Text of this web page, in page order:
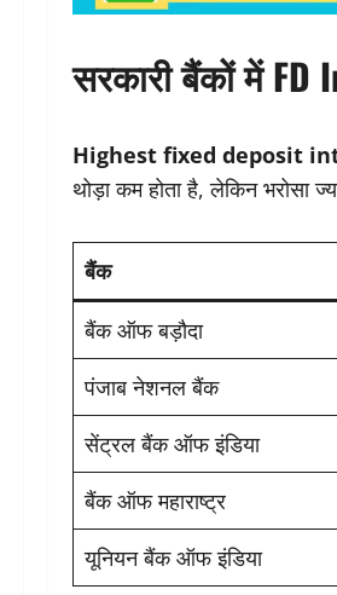
सरकारी बैंकों में
Highest fixed deposit
थोड़ा कम होता है, लेकिन भरोसा
बैंक
बैंक ऑफ बड़ौदा
पंजाब नेशनल बैंक
सेंट्रल बैंक ऑफ इंडिया
बैंक ऑफ महाराष्ट्र
यूनियन बैंक ऑफ इंडिया